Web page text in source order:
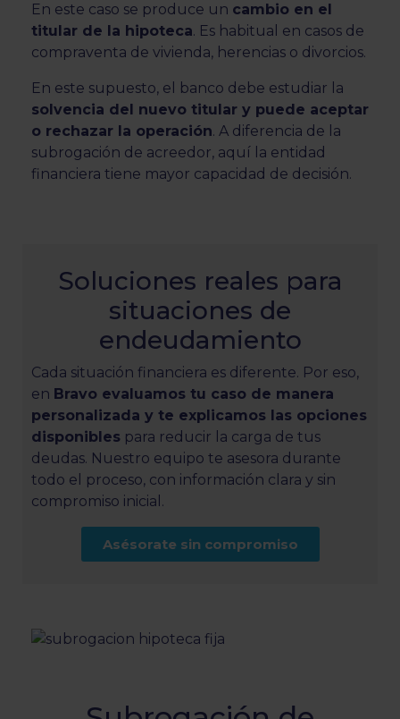
En este caso se produce un cambio en el
titular de la hipoteca. Es habitual en casos de
compraventa de vivienda, herencias o divorcios.
En este supuesto, el banco debe estudiar la
solvencia del nuevo titular y puede aceptar
o rechazar la operación. A diferencia de la
subrogación de acreedor, aquí la entidad
financiera tiene mayor capacidad de decisión.
Soluciones reales para
situaciones de
endeudamiento
Cada situación financiera es diferente. Por eso,
en Bravo evaluamos tu caso de manera
personalizada y te explicamos las opciones
disponibles para reducir la carga de tus
deudas. Nuestro equipo te asesora durante
todo el proceso, con información clara y sin
compromiso inicial.
Asésorate sin compromiso